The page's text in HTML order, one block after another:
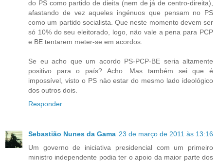
do PS como partido de dieita (nem de já de centro-direita),
afastando de vez aqueles ingénuos que pensam no PS
como um partido socialista. Que neste momento devem ser
só 10% do seu eleitorado, logo, näo vale a pena para PCP
e BE tentarem meter-se em acordos.
Se eu acho que um acordo PS-PCP-BE seria altamente
positivo para o país? Acho. Mas também sei que é
impossível, visto o PS näo estar do mesmo lado ideológico
dos outros dois.
Responder
Sebastião Nunes da Gama 23 de março de 2011 às 13:16
Um governo de iniciativa presidencial com um primeiro
ministro independente podia ter o apoio da maior parte dos